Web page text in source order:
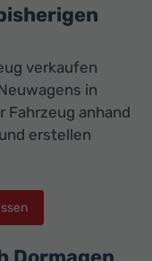
verkaufen
in
Fahrzeug anhand
erstellen